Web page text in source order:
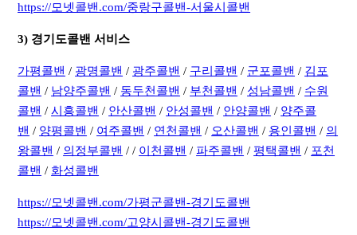
https://모넷콜밴.com/중랑구콜밴-서울시콜밴
3) 경기도콜밴 서비스
가평콜밴 / 광명콜밴 / 광주콜밴 / 구리콜밴 / 군포콜밴 / 김포
콜밴 / 남양주콜밴 / 동두천콜밴 / 부천콜밴 / 성남콜밴 / 수원
콜밴 /시흥콜밴 / 안산콜밴 / 안성콜밴 / 안양콜밴 / 양주콜
밴 / 양평콜밴 / 여주콜밴 / 연천콜밴 / 오산콜밴 / 용인콜밴 / 의
왕콜밴 / 의정부콜밴 / / 이천콜밴 / 파주콜밴 / 평택콜밴 / 포천
콜밴 /화성콜밴
https://모넷콜밴.com/가평군콜밴-경기도콜밴
https://모넷콜밴.com/고양시콜밴-경기도콜밴